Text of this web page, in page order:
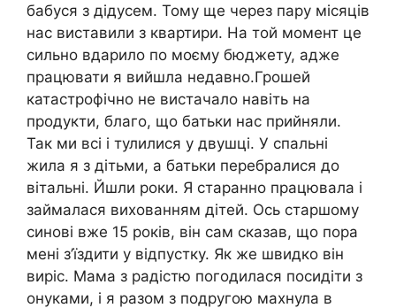
бабуся з дідусем. Тому ще через пару місяців
нас виставили з квартири. На той момент це
сильно вдарило по моєму бюджету, адже
працювати я вийшла недавно.Грошей
катастрофічно не вистачало навіть на
продукти, благо, що батьки нас прийняли.
Так ми всі і тулилися у двушці. У спальні
жила я з дітьми, а батьки перебралися до
вітальні. Йшли роки. Я старанно працювала і
займалася вихованням дітей. Ось старшому
синові вже 15 років, він сам сказав, що пора
мені з’їздити у відпустку. Як же швидко він
виріс. Мама з радістю погодилася посидіти з
онуками, і я разом з подругою махнула в